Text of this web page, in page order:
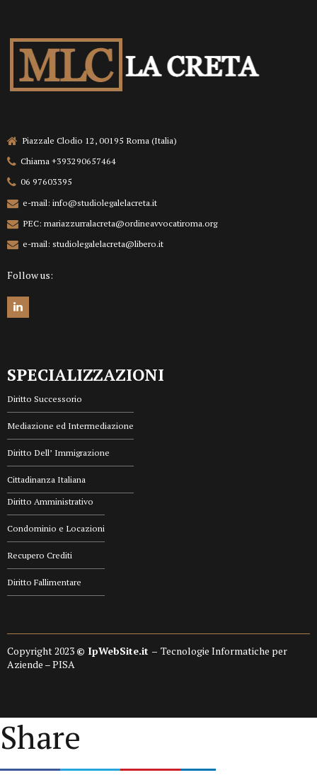
Piazzale Clodio 12, 00195 Roma (Italia)
Chiama +393290657464
06 97603395
e-mail: info@studiolegalelacreta.it
PEC: mariazzurralacreta@ordineavvocatiroma.org
e-mail: studiolegalelacreta@libero.it
Follow us:
SPECIALIZZAZIONI
Diritto Successorio
Mediazione ed Intermediazione
Diritto Dell’ Immigrazione
Cittadinanza Italiana
Diritto Amministrativo
Condominio e Locazioni
Recupero Crediti
Diritto Fallimentare
Copyright 2023 © IpWebSite.it – Tecnologie Informatiche per
Aziende – PISA
Share